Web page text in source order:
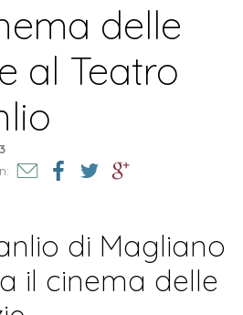
delle
al Teatro
di Magliano
il cinema delle